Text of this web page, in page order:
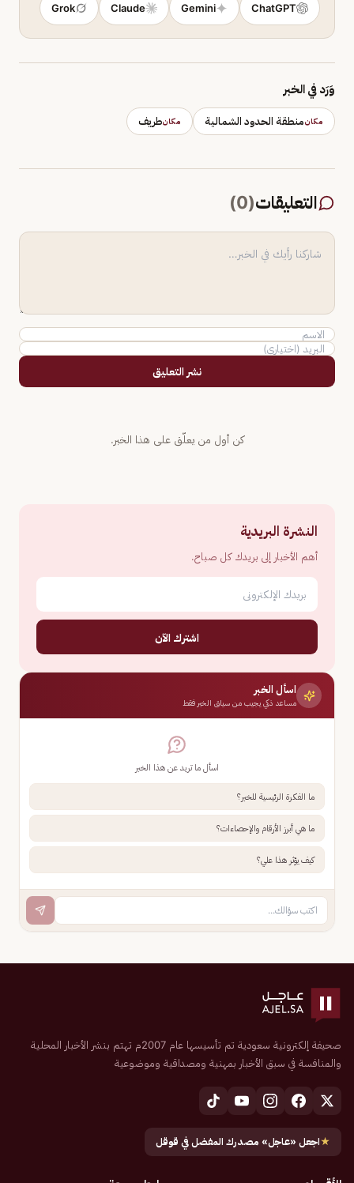
ChatGPT
Gemini
Claude
Grok
وَرَد في الخبر
مكانمنطقة الحدود الشمالية مكانطريف
التعليقات(
0
)
نشر التعليق
كن أول من يعلّق على هذا الخبر.
النشرة البريدية
أهم الأخبار إلى بريدك كل صباح.
اشترك الآن
اسأل الخبر
مساعد ذكي يجيب من سياق الخبر فقط
اسأل ما تريد عن هذا الخبر
ما الفكرة الرئيسية للخبر؟
ما هي أبرز الأرقام والإحصاءات؟
كيف يؤثر هذا علي؟
صحيفة إلكترونية سعودية تم تأسيسها عام 2007م تهتم بنشر الأخبار المحلية
والمنافسة في سبق الأخبار بمهنية ومصداقية وموضوعية
★اجعل «عاجل» مصدرك المفضل في قوقل